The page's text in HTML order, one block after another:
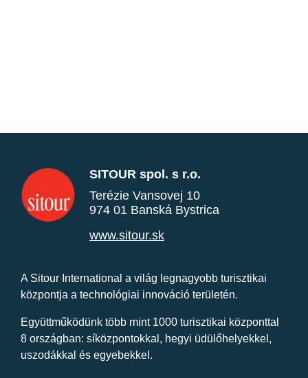
SITOUR spol. s r.o.
Terézie Vansovej 10
974 01 Banská Bystrica
www.sitour.sk
A Sitour International a világ legnagyobb turisztikai
központja a technológiai innováció területén.
Együttműködünk több mint 1000 turisztikai központtal
8 országban: síközpontokkal, hegyi üdülőhelyekkel,
uszodákkal és egyebekkel.